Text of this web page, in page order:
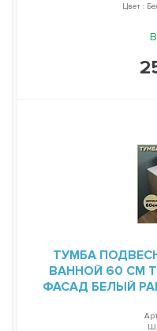
Цвет :
ТУМБА
ВАННОЙ 60 СМ
ФАСАД БЕЛЫЙ